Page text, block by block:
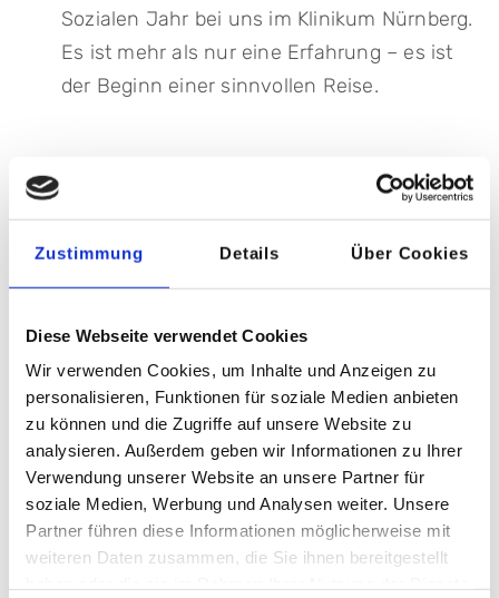
Zustimmung Details Über Cookies
Diese Webseite verwendet Cookies
Wir verwenden Cookies, um Inhalte und Anzeigen zu
personalisieren, Funktionen für soziale Medien anbieten
zu können und die Zugriffe auf unsere Website zu
analysieren. Außerdem geben wir Informationen zu Ihrer
Verwendung unserer Website an unsere Partner für
soziale Medien, Werbung und Analysen weiter. Unsere
Partner führen diese Informationen möglicherweise mit
weiteren Daten zusammen, die Sie ihnen bereitgestellt
Sozialen Jahr bei uns im Klinikum Nürnberg.
Es ist mehr als nur eine Erfahrung – es ist
der Beginn einer sinnvollen Reise.
Wie kann ich mich
bewerben?
Internationalen Bund(IB). Dort findest du alle Informationen
zu einem Freiwilligendienst mit dem Internationalen Bund im
Großraum Nürnberg - und natürlich auch die Möglichkeit dich
direkt online zu bewerben.
Wir freuen uns auf deine Bewerbung!